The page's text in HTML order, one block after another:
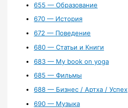
655 — Образование
670 — История
672 — Поведение
680 — Статьи и Книги
683 — My book on yoga
685 — Фильмы
688 — Бизнес / Артха / Успех
690 — Музыка